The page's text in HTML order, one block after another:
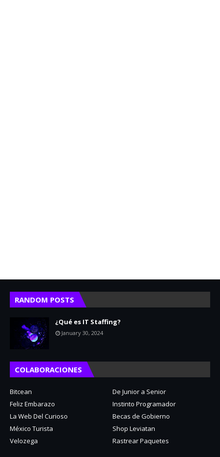
RANDOM POSTS
¿Qué es IT Staffing?
January 30, 2024
COLABORACIONES
Bitcean
De Junior a Senior
Feliz Embarazo
Instinto Programador
La Web Del Curioso
Becas de Gobierno
México Turista
Shop Leviatan
Velozega
Rastrear Paquetes